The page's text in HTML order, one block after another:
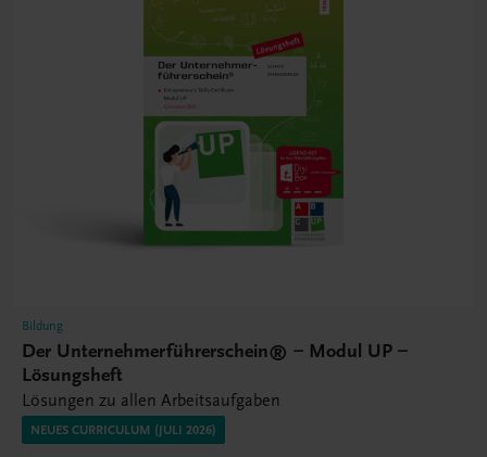
Bildung
Der Unternehmerführerschein® – Modul UP –
Lösungsheft
Lösungen zu allen Arbeitsaufgaben
NEUES CURRICULUM (JULI 2026)